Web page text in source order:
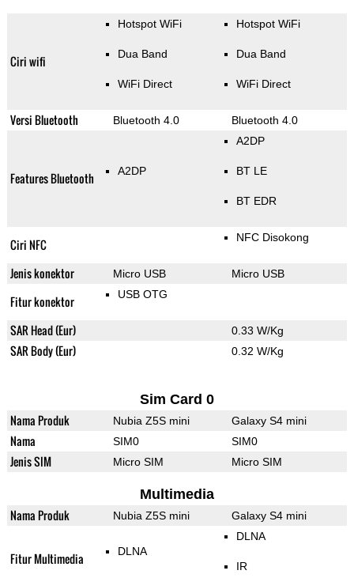
Ciri wifi
Hotspot WiFi
Dua Band
WiFi Direct
Hotspot WiFi
Dua Band
WiFi Direct
Versi Bluetooth Bluetooth 4.0 Bluetooth 4.0
Features Bluetooth A2DP
A2DP
BT LE
BT EDR
Ciri NFC NFC Disokong
Jenis konektor Micro USB Micro USB
Fitur konektor USB OTG
SAR Head (Eur) 0.33 W/Kg
SAR Body (Eur) 0.32 W/Kg
Sim Card 0
Nama Produk Nubia Z5S mini Galaxy S4 mini
Nama SIM0 SIM0
Jenis SIM Micro SIM Micro SIM
Multimedia
Nama Produk Nubia Z5S mini Galaxy S4 mini
Fitur Multimedia DLNA
DLNA
IR